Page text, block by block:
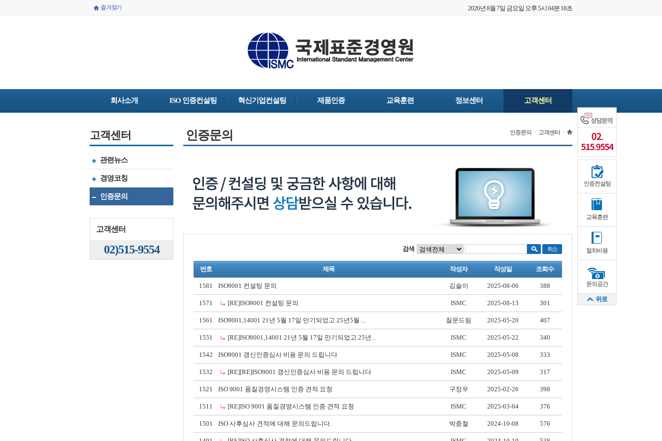
즐겨찾기 2026년 8월 7일 금요일 오후 5시 04분 18초
회사소개 ISO 인증컨설팅 혁신기업컨설팅 제품인증 교육훈련 정보센터 고객센터
고객센터
관련뉴스
경영코칭
인증문의
고객센터
02)515-9554
인증문의 인증문의 < 고객센터 <
검색
번호 제목 작성자 작성일 조회수
1581 ISO9001 컨설팅 문의 김솔이 2025-08-06 388
1571 [RE]ISO9001 컨설팅 문의 ISMC 2025-08-13 301
1561 ISO9001,14001 21년 5월 17일 만기되었고 25년5월 ... 질문드림 2025-05-20 407
1551 [RE]ISO9001,14001 21년 5월 17일 만기되었고 25년... ISMC 2025-05-22 340
1542 ISO9001 갱신인증심사 비용 문의 드립니다 ISMC 2025-05-08 333
1532 [RE][RE]ISO9001 갱신인증심사 비용 문의 드립니다 ISMC 2025-05-09 317
1521 ISO 9001 품질경영시스템 인증 견적 요청 구정우 2025-02-26 398
1511 [RE]ISO 9001 품질경영시스템 인증 견적 요청 ISMC 2025-03-04 376
1501 ISO 사후심사 견적에 대해 문의드립니다. 박종철 2024-10-08 576
인증컨설팅
교육훈련
절차비용
문의공간
위로